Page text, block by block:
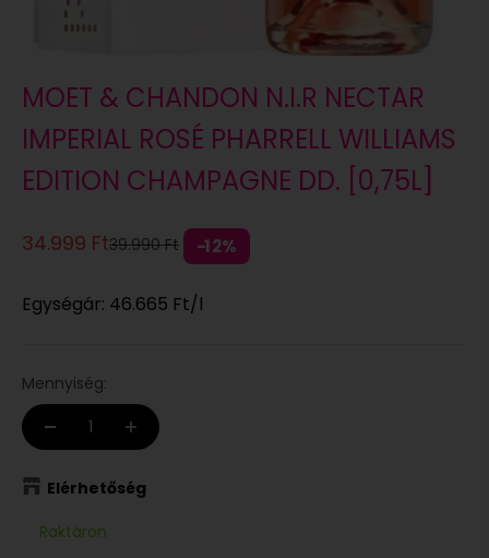
MOET & CHANDON N.I.R NECTAR
IMPERIAL ROSÉ PHARRELL WILLIAMS
EDITION CHAMPAGNE DD. [0,75L]
Eladási ár
34.999 FtNormál áron
39.990 Ft 12%
Egységár: 46.665 Ft/l
Mennyiség:
Elérhetőség
Raktáron